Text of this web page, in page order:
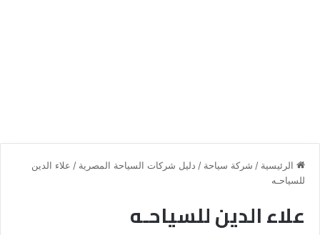
الرئيسية / شركة سياحة / دليل شركات السياحة المصرية / علاء الدين
للسياحـه
علاء الدين للسياحـه